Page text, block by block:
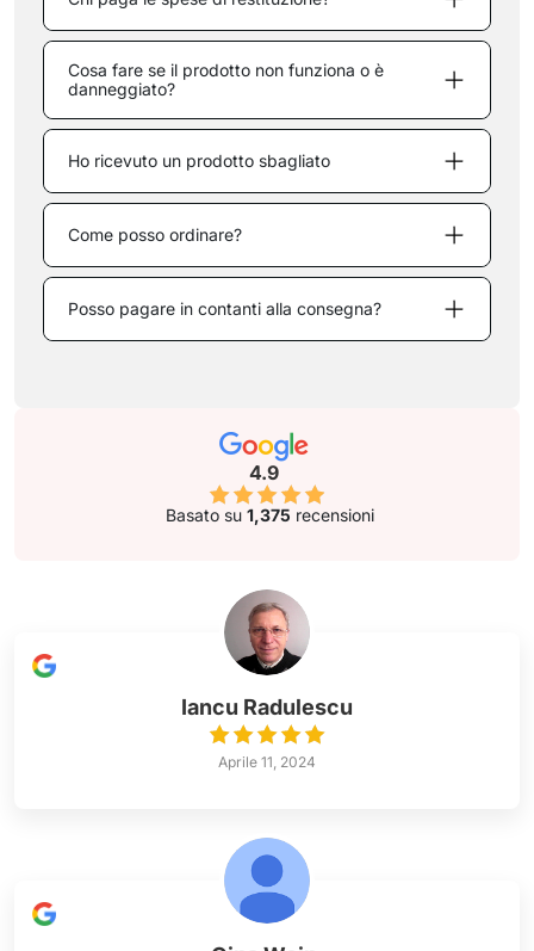
Cosa fare se il prodotto non funziona o è
danneggiato?
Ho ricevuto un prodotto sbagliato
Come posso ordinare?
Posso pagare in contanti alla consegna?
4.9
Basato su 1,375 recensioni
Iancu Radulescu
Aprile 11, 2024